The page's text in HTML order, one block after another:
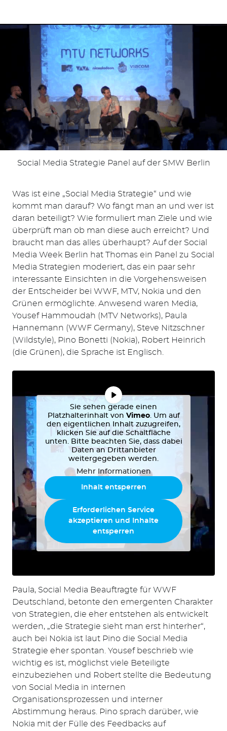
Suchen
nach:
Social Media Strategie Panel auf der SMW Berlin
Was ist eine „Social Media Strategie“ und wie
kommt man darauf? Wo fängt man an und wer ist
daran beteiligt? Wie formuliert man Ziele und wie
überprüft man ob man diese auch erreicht? Und
braucht man das alles überhaupt? Auf der Social
Media Week Berlin hat Thomas ein Panel zu Social
Media Strategien moderiert, das ein paar sehr
interessante Einsichten in die Vorgehensweisen
der Entscheider bei WWF, MTV, Nokia und den
Grünen ermöglichte. Anwesend waren Media,
Yousef Hammoudah (MTV Networks), Paula
Hannemann (WWF Germany), Steve Nitzschner
(Wildstyle), Pino Bonetti (Nokia), Robert Heinrich
(die Grünen), die Sprache ist Englisch.
Sie sehen gerade einen
Platzhalterinhalt von Vimeo. Um auf
den eigentlichen Inhalt zuzugreifen,
klicken Sie auf die Schaltfläche
unten. Bitte beachten Sie, dass dabei
Daten an Drittanbieter
weitergegeben werden.
Mehr Informationen
Inhalt entsperren
Erforderlichen Service
akzeptieren und Inhalte
entsperren
Paula, Social Media Beauftragte für WWF
Deutschland, betonte den emergenten Charakter
von Strategien, die eher entstehen als entwickelt
werden, „die Strategie sieht man erst hinterher“,
auch bei Nokia ist laut Pino die Social Media
Strategie eher spontan. Yousef beschrieb wie
wichtig es ist, möglichst viele Beteiligte
einzubeziehen und Robert stellte die Bedeutung
von Social Media in internen
Organisationsprozessen und interner
Abstimmung heraus. Pino sprach darüber, wie
Nokia mit der Fülle des Feedbacks auf